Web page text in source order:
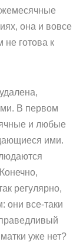
она и вовсе
не готова к
В первом
и любые
ими.
регулярно,
они все-таки
уже нет?